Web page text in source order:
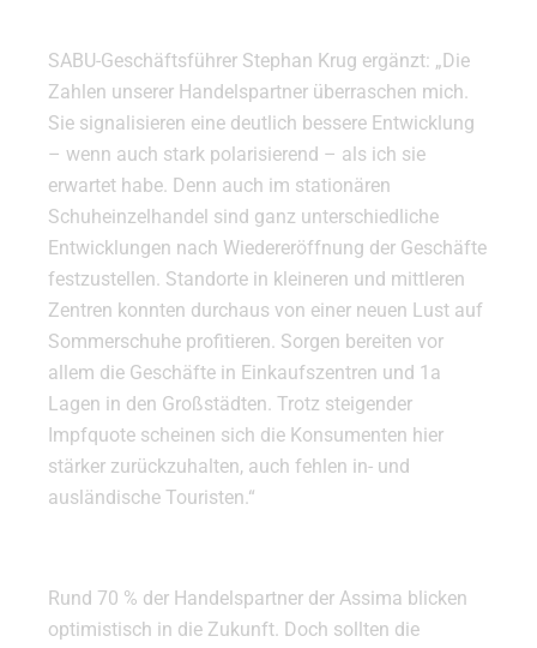
SABU-Geschäftsführer Stephan Krug ergänzt: „Die
Zahlen unserer Handelspartner überraschen mich.
Sie signalisieren eine deutlich bessere Entwicklung
– wenn auch stark polarisierend – als ich sie
erwartet habe. Denn auch im stationären
Schuheinzelhandel sind ganz unterschiedliche
Entwicklungen nach Wiedereröffnung der Geschäfte
festzustellen. Standorte in kleineren und mittleren
Zentren konnten durchaus von einer neuen Lust auf
Sommerschuhe profitieren. Sorgen bereiten vor
allem die Geschäfte in Einkaufszentren und 1a
Lagen in den Großstädten. Trotz steigender
Impfquote scheinen sich die Konsumenten hier
stärker zurückzuhalten, auch fehlen in- und
ausländische Touristen.“
Rund 70 % der Handelspartner der Assima blicken
optimistisch in die Zukunft. Doch sollten die